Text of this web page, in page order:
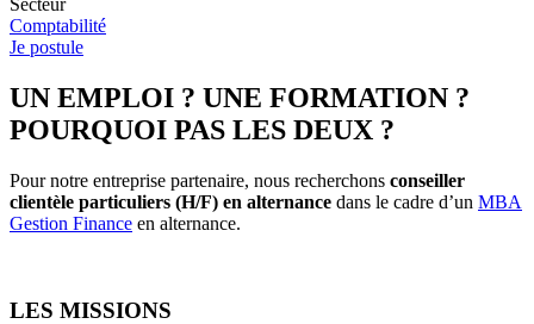
Secteur
Comptabilité
Je postule
UN EMPLOI ? UNE FORMATION ?
POURQUOI PAS LES DEUX ?
Pour notre entreprise partenaire, nous recherchons conseiller
clientèle particuliers (H/F) en alternance dans le cadre d’un MBA
Gestion Finance en alternance.
LES MISSIONS